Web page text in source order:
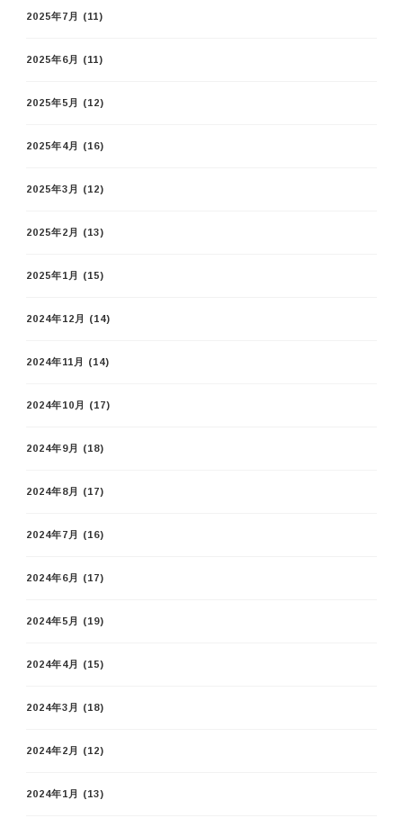
2025年7月 (11)
2025年6月 (11)
2025年5月 (12)
2025年4月 (16)
2025年3月 (12)
2025年2月 (13)
2025年1月 (15)
2024年12月 (14)
2024年11月 (14)
2024年10月 (17)
2024年9月 (18)
2024年8月 (17)
2024年7月 (16)
2024年6月 (17)
2024年5月 (19)
2024年4月 (15)
2024年3月 (18)
2024年2月 (12)
2024年1月 (13)